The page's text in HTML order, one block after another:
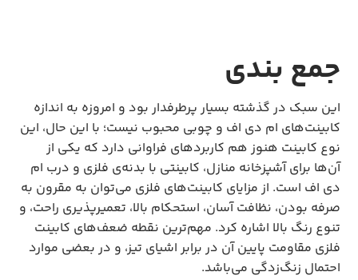
جمع بندی
این سبک در گذشته بسیار پرطرفدار بود و امروزه به اندازه
کابینت‌های ام دی اف و چوبی محبوب نیست؛ با این حال، این
نوع کابینت هنوز هم کاربردهای فراوانی دارد که یکی از
آن‌ها برای آشپزخانه منازل، کابینتی با بدنه‌ی فلزی و درب ام
دی اف است. از مزایای کابینت‌های فلزی می‌توان به مقرون به
صرفه بودن، نظافت آسان، استحکام بالا، تعمیرپذیری راحت، و
تنوع رنگ بالا اشاره کرد. مهم‌ترین نقطه ضعف‌های کابینت
فلزی مقاومت پایین آن در برابر اشیای تیز، و در بعضی موارد
احتمال زنگ‌زدگی می‌باشد.